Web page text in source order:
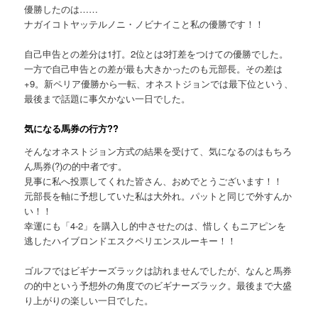
優勝したのは……
ナガイコトヤッテルノニ・ノビナイこと私の優勝です！！
自己申告との差分は1打。2位とは3打差をつけての優勝でした。
一方で自己申告との差が最も大きかったのも元部長。その差は
+9。新ペリア優勝から一転、オネストジョンでは最下位という、
最後まで話題に事欠かない一日でした。
気になる馬券の行方??
そんなオネストジョン方式の結果を受けて、気になるのはもちろ
ん馬券(?)の的中者です。
見事に私へ投票してくれた皆さん、おめでとうございます！！
元部長を軸に予想していた私は大外れ。パットと同じで外すんか
い！！
幸運にも「4-2」を購入し的中させたのは、惜しくもニアピンを
逃したハイブロンドエスクペリエンスルーキー！！
ゴルフではビギナーズラックは訪れませんでしたが、なんと馬券
の的中という予想外の角度でのビギナーズラック。最後まで大盛
り上がりの楽しい一日でした。